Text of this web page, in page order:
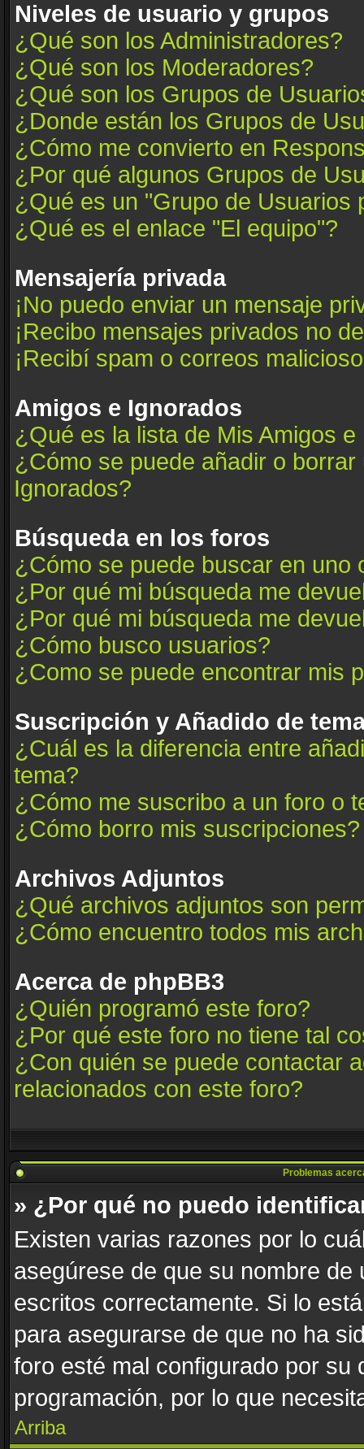
Niveles de usuario y grupos
¿Qué son los Administradores?
¿Qué son los Moderadores?
¿Qué son los Grupos de
¿Donde están los Grupos de
¿Cómo me convierto en
¿Por qué algunos Grupos de
¿Qué es un "Grupo de Usuarios
¿Qué es el enlace "El equipo"?
Mensajería privada
¡No puedo enviar un mensaje
¡Recibo mensajes privados no
¡Recibí spam o correos
Amigos e Ignorados
¿Qué es la lista de Mis Amigos
¿Cómo se puede añadir o
Ignorados?
Búsqueda en los foros
¿Cómo se puede buscar en uno
¿Por qué mi búsqueda me
¿Por qué mi búsqueda me
¿Cómo busco usuarios?
¿Como se puede encontrar mis
Suscripción y Añadido de
¿Cuál es la diferencia entre
tema?
¿Cómo me suscribo a un foro o
¿Cómo borro mis suscripciones?
Archivos Adjuntos
¿Qué archivos adjuntos son
¿Cómo encuentro todos mis
Acerca de phpBB3
¿Quién programó este foro?
¿Por qué este foro no tiene tal
¿Con quién se puede contactar
relacionados con este foro?
Problemas
» ¿Por qué no puedo
Existen varias razones por lo
asegúrese de que su nombre
escritos correctamente. Si lo
para asegurarse de que no ha
foro esté mal configurado por su
programación, por lo que
Arriba